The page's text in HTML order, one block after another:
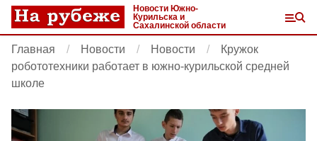
Новости Южно-
Курильска и
Сахалинской области
Главная Новости Новости
Кружок
робототехники работает в южно-курильской средней
школе